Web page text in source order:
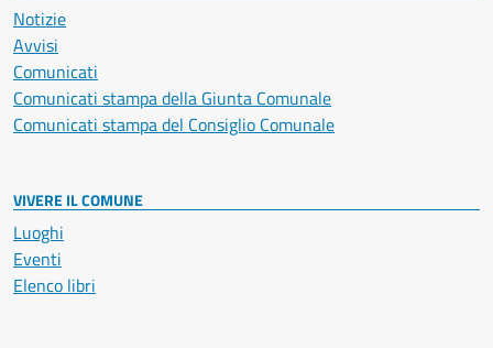
Notizie
Avvisi
Comunicati
Comunicati stampa della Giunta Comunale
Comunicati stampa del Consiglio Comunale
VIVERE IL COMUNE
Luoghi
Eventi
Elenco libri